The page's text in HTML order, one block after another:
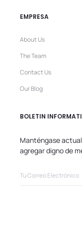
EMPRESA
About Us
The Team
Contact Us
Our Blog
BOLETIN
Manténgase
agregar digno de